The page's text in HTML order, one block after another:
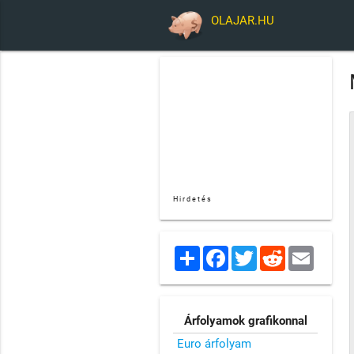
OLAJAR.HU
Hirdetés
Share Facebook
TwitterReddit
Árfolyamok grafikonnal
Euro árfolyam